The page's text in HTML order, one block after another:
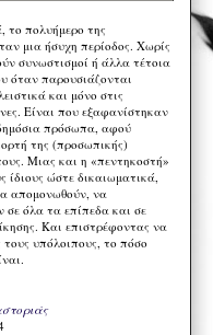
το πολυήμερο της
μια ήσυχη περίοδος. Χωρίς
συνωστισμοί ή άλλα τέτοια
όταν παρουσιάζονται
και μόνο στις
Είναι που εξαφανίστηκαν
πρόσωπα, αφού
της (προσωπικής)
Μιας και η «πεντηκοστή»
ίδιους ώστε δικαιωματικά,
απομονωθούν, να
σε όλα τα επίπεδα και σε
Και επιστρέφοντας να
τους υπόλοιπους, το πόσο